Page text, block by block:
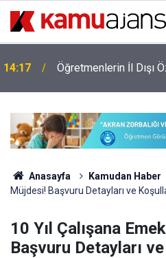
14:17 Öğretmenlerin İl Dışı
Anasayfa Kamudan Haber
Müjdesi! Başvuru Detayları ve
10 Yıl Çalışana
Başvuru Detayları